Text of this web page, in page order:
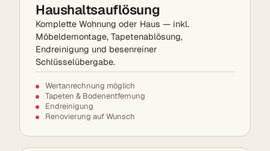
Haushaltsauflösung
Komplette Wohnung oder Haus — inkl.
Möbeldemontage, Tapetenablösung,
Endreinigung und besenreiner
Schlüsselübergabe.
Wertanrechnung möglich
Tapeten & Bodenentfernung
Endreinigung
Renovierung auf Wunsch